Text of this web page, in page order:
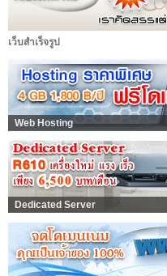
เว็บสำเร็จรูป
Web Hosting
Dedicated Server